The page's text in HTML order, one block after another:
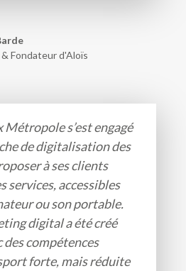
Fondateur d'Aloïs
s’est engagé
de digitalisation des
à ses clients
services, accessibles
ou son portable.
digital a été créé
des compétences
forte, mais réduite